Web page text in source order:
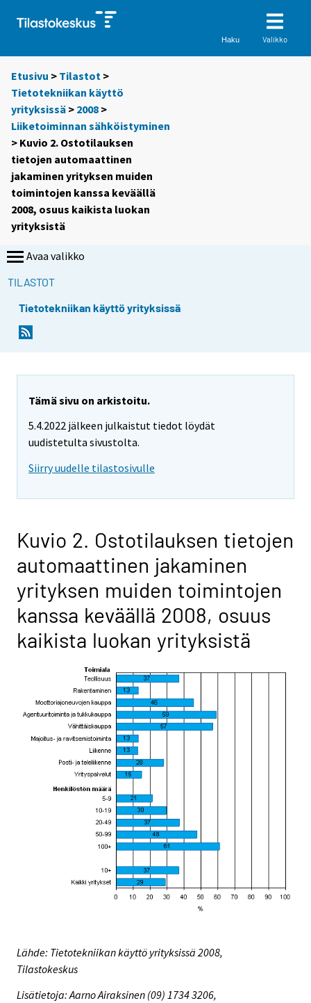
Haku Valikko
Etusivu > Tilastot >
Tietotekniikan käyttö
yrityksissä > 2008 >
Liiketoiminnan sähköistyminen
> Kuvio 2. Ostotilauksen
tietojen automaattinen
jakaminen yrityksen muiden
toimintojen kanssa keväällä
2008, osuus kaikista luokan
yrityksistä
Avaa valikko
TILASTOT
Tietotekniikan käyttö yrityksissä
Tämä sivu on arkistoitu.
5.4.2022 jälkeen julkaistut tiedot löydät
uudistetulta sivustolta.
Siirry uudelle tilastosivulle
Kuvio 2. Ostotilauksen tietojen
automaattinen jakaminen
yrityksen muiden toimintojen
kanssa keväällä 2008, osuus
kaikista luokan yrityksistä
Lähde: Tietotekniikan käyttö yrityksissä 2008,
Tilastokeskus
Lisätietoja: Aarno Airaksinen (09) 1734 3206,